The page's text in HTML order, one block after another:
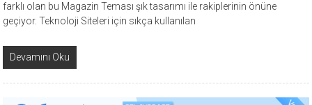
farklı olan bu Magazin Teması şık tasarımı ile rakiplerinin önüne
geçiyor. Teknoloji Siteleri için sıkça kullanılan
Devamını Oku